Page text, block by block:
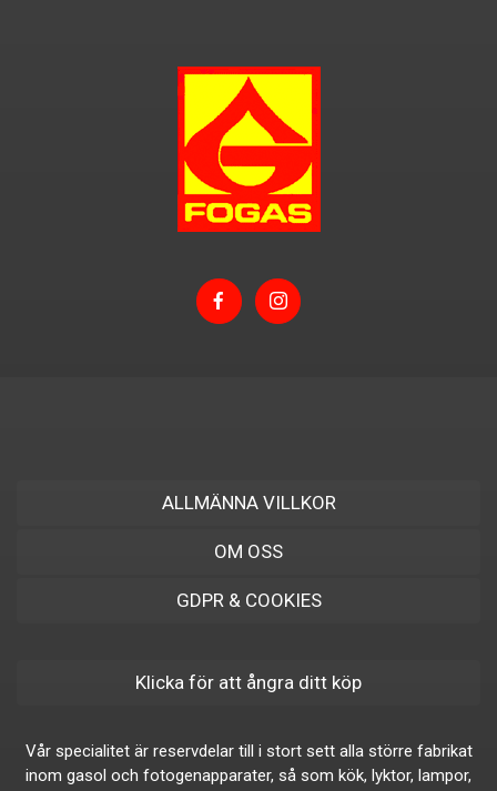
ALLMÄNNA VILLKOR
OM OSS
GDPR & COOKIES
Klicka för att ångra ditt köp
Vår specialitet är reservdelar till i stort sett alla större fabrikat
inom gasol och fotogenapparater, så som kök, lyktor, lampor,